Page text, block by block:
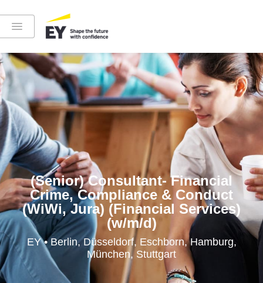
Instagram
LinkedIn
YouTube
Höre in die EY-Welt rein
EY Careers Spotlight
der Karriere-Podcast
(Senior) Consultant- Financial
Crime, Compliance & Conduct
(WiWi, Jura) (Financial Services)
(w/m/d)
EY • Berlin, Düsseldorf, Eschborn, Hamburg,
München, Stuttgart